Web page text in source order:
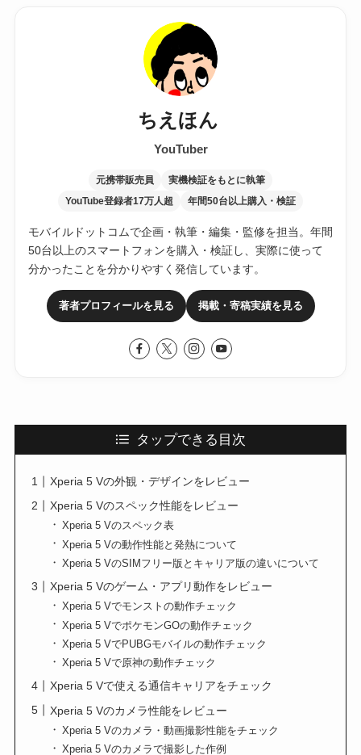
ちえほん
YouTuber
元携帯販売員 実機検証をもとに執筆
YouTube登録者17万人超 年間50台以上購入・検証
モバイルドットコムで企画・執筆・編集・監修を担当。年間
50台以上のスマートフォンを購入・検証し、実際に使って
分かったことを分かりやすく発信しています。
著者プロフィールを見る 掲載・寄稿実績を見る
タップできる目次
Xperia 5 Vの外観・デザインをレビュー
Xperia 5 Vのスペック性能をレビュー
Xperia 5 Vのスペック表
Xperia 5 Vの動作性能と発熱について
Xperia 5 VのSIMフリー版とキャリア版の違いについて
Xperia 5 Vのゲーム・アプリ動作をレビュー
Xperia 5 Vでモンストの動作チェック
Xperia 5 VでポケモンGOの動作チェック
Xperia 5 VでPUBGモバイルの動作チェック
Xperia 5 Vで原神の動作チェック
Xperia 5 Vで使える通信キャリアをチェック
Xperia 5 Vのカメラ性能をレビュー
Xperia 5 Vのカメラ・動画撮影性能をチェック
Xperia 5 Vのカメラで撮影した作例